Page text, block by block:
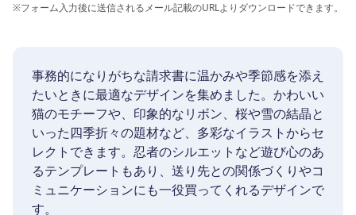
※フォーム入力後に送信されるメール記載のURLよりダウンロードできます。
事務的になりがちな請求書に温かみや季節感を添え
たいときに最適なデザインを集めました。かわいい
猫のモチーフや、印象的なリボン、桜や雪の結晶と
いった四季折々の題材など、多彩なイラストからセ
レクトできます。忍者のシルエットなど遊び心のあ
るテンプレートもあり、送り先との関係づくりやコ
ミュニケーションにも一役買ってくれるデザインで
す。